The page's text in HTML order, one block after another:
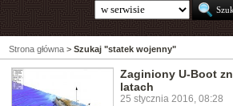
Strona główna > Szukaj "statek wojenny"
Zaginiony U-Boot
latach
25 stycznia 2016, 08:28